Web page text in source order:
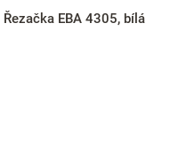
Řezačka EBA 4305, bílá